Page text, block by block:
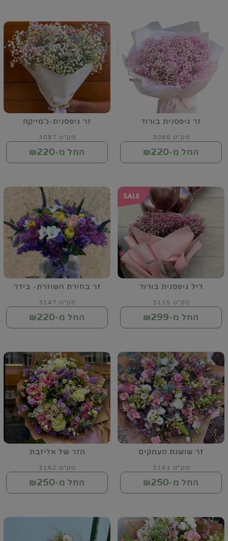
זר גיפסנית בורוד
מק"ט 3086
החל מ-₪220
זר גיפסנית-ג'מייקה
מק"ט 3087
החל מ-₪220
דיל גיפסנית בורוד
מק"ט 3115
החל מ-₪299
זר בחירת השוזרת- בידר
מק"ט 3147
החל מ-₪220
זר שושנת העמקים
מק"ט 3161
החל מ-₪250
הזר של אליזבת
מק"ט 3162
החל מ-₪250